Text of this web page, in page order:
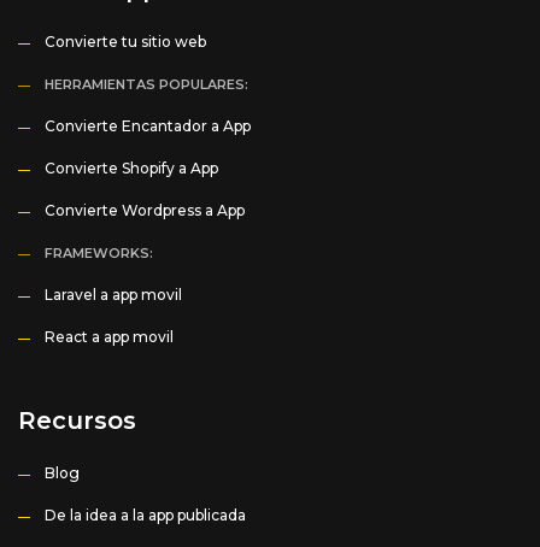
Convierte tu sitio web
HERRAMIENTAS POPULARES:
Convierte Encantador a App
Convierte Shopify a App
Convierte Wordpress a App
FRAMEWORKS:
Laravel a app movil
React a app movil
Recursos
Blog
De la idea a la app publicada